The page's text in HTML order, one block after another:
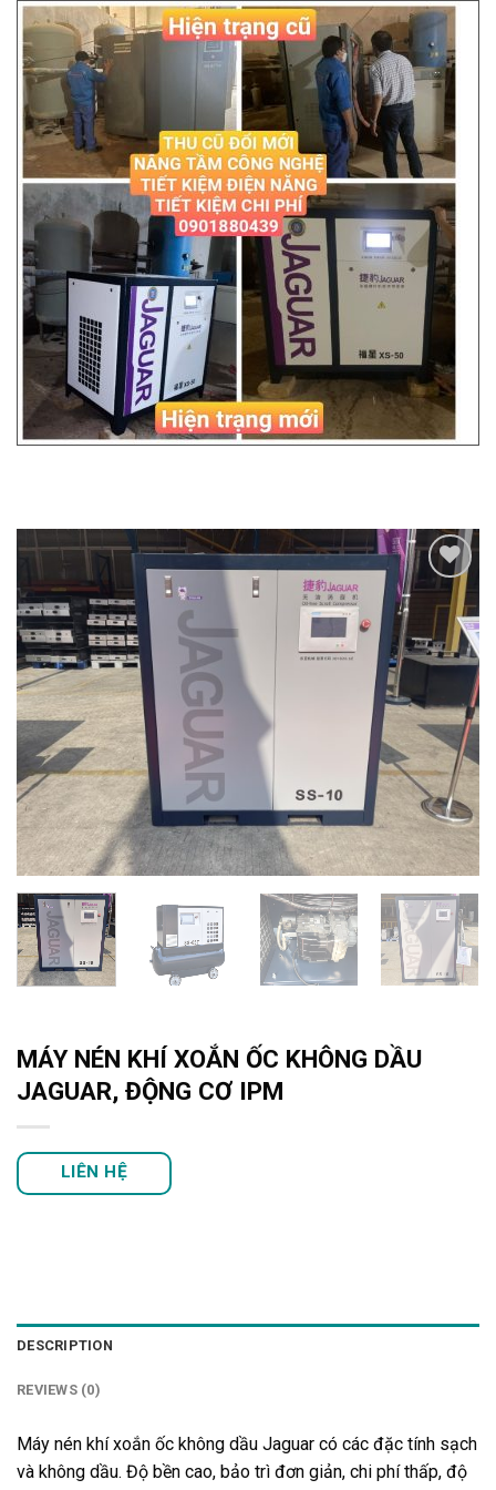
Add to
Wishlist
MÁY NÉN KHÍ XOẮN ỐC KHÔNG DẦU
JAGUAR, ĐỘNG CƠ IPM
LIÊN HỆ
DESCRIPTION
REVIEWS (0)
Máy nén khí xoắn ốc không dầu Jaguar có các đặc tính sạch
và không dầu. Độ bền cao, bảo trì đơn giản, chi phí thấp, độ